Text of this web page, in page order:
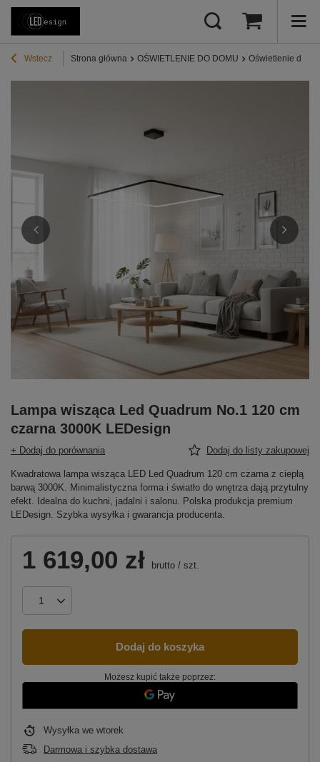
Wstecz Strona główna OŚWIETLENIE DO DOMU Oświetlenie do
Lampa wisząca Led Quadrum No.1 120 cm
czarna 3000K LEDesign
+ Dodaj do porównania Dodaj do listy zakupowej
Kwadratowa lampa wisząca LED Led Quadrum 120 cm czarna z ciepłą
barwą 3000K. Minimalistyczna forma i światło do wnętrza dają przytulny
efekt. Idealna do kuchni, jadalni i salonu. Polska produkcja premium
LEDesign. Szybka wysyłka i gwarancja producenta.
1 619,00 zł brutto / szt.
Dodaj do koszyka
Możesz kupić także poprzez:
Wysyłka we wtorek
Darmowa i szybka dostawa